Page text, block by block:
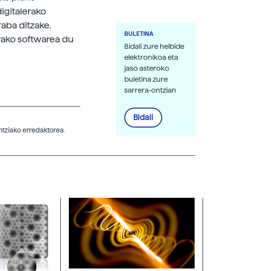
ditzake.
softwarea du
erredaktorea.
BULETINA
Bidali zure helbide
elektronikoa eta
jaso asteroko
buletina zure
sarrera-ontzian
Bidali